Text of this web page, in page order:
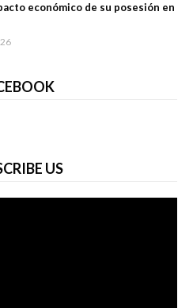
económico de su posesión en
US